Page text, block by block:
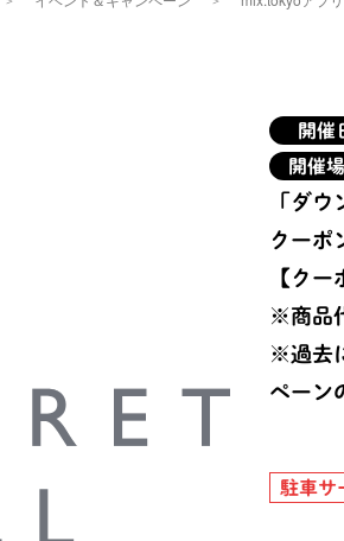
開催
開催
「ダ
クーポ
【ク
※商品
※過去
ペーン
駐車サ